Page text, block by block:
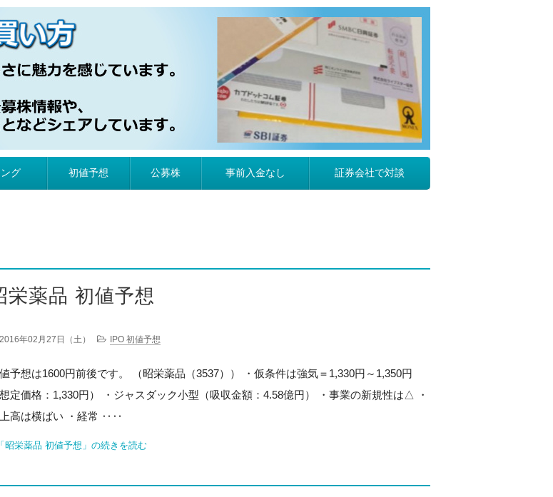
グ 初値予想 公募株 事前入金なし 証券会社で対談
栄薬品 初値予想
2016年02月27日（土） IPO 初値予想
予想は1600円前後です。 （昭栄薬品（3537）） ・仮条件は強気＝1,330円～1,350円
想定価格：1,330円） ・ジャスダック小型（吸収金額：4.58億円） ・事業の新規性は△ ・
高は横ばい ・経常 ‥‥
「昭栄薬品 初値予想」の続きを読む